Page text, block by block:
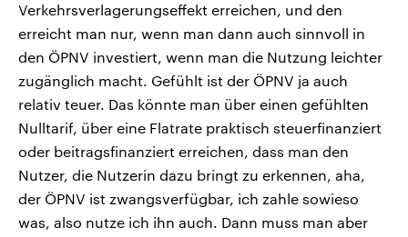
Verkehrsverlagerungseffekt erreichen, und den
erreicht man nur, wenn man dann auch sinnvoll in
den ÖPNV investiert, wenn man die Nutzung leichter
zugänglich macht. Gefühlt ist der ÖPNV ja auch
relativ teuer. Das könnte man über einen gefühlten
Nulltarif, über eine Flatrate praktisch steuerfinanziert
oder beitragsfinanziert erreichen, dass man den
Nutzer, die Nutzerin dazu bringt zu erkennen, aha,
der ÖPNV ist zwangsverfügbar, ich zahle sowieso
was, also nutze ich ihn auch. Dann muss man aber